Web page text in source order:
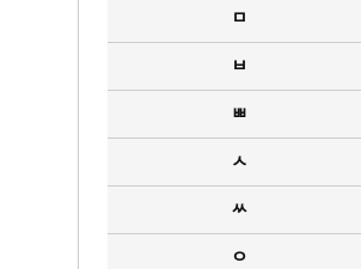
ㅁ
ㅂ
ㅃ
ㅅ
ㅆ
ㅇ